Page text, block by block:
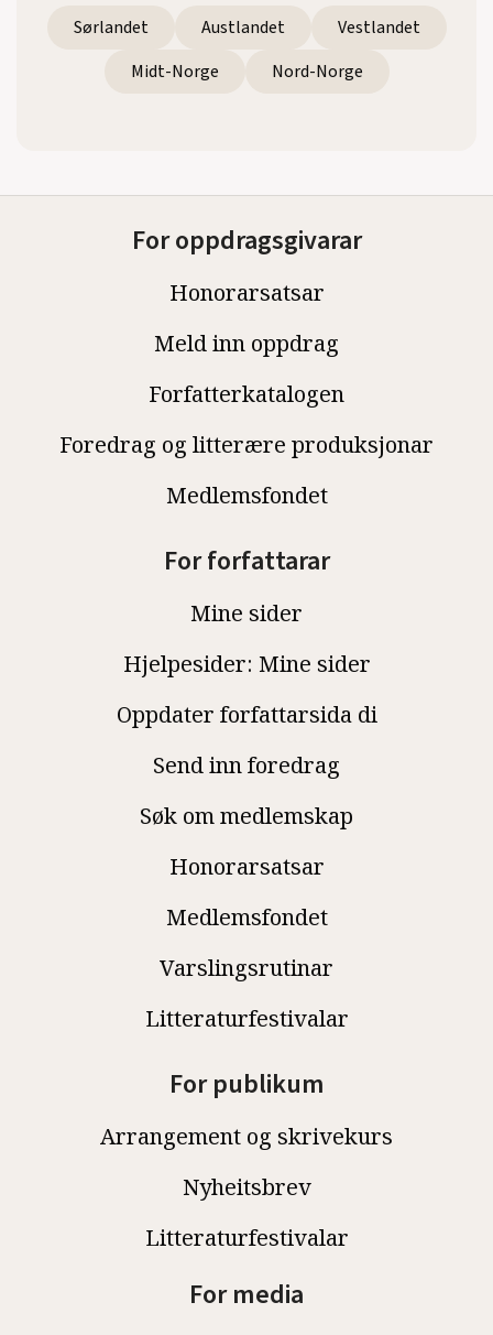
Sørlandet Austlandet
Vestlandet
Midt-Norge
Nord-Norge
For oppdragsgivarar
Honorarsatsar
Meld inn oppdrag
Forfatterkatalogen
Foredrag og litterære produksjonar
Medlemsfondet
For forfattarar
Mine sider
Hjelpesider: Mine sider
Oppdater forfattarsida di
Send inn foredrag
Søk om medlemskap
Honorarsatsar
Medlemsfondet
Varslingsrutinar
Litteraturfestivalar
For publikum
Arrangement og skrivekurs
Nyheitsbrev
Litteraturfestivalar
For media